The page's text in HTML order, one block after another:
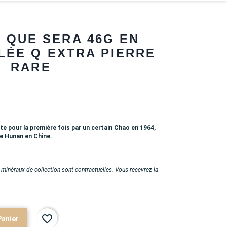
SERA 46G EN
Q EXTRA PIERRE
RARE
pour la première fois par un certain Chao en 1964,
Hunan en Chine.
de collection sont contractuelles. Vous recevrez la
favorite_border